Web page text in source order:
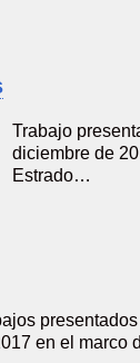
Trabajo
diciembre de
Estrado…
en el marco